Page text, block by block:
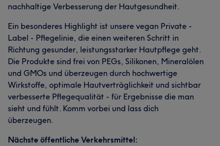
nachhaltige Verbesserung der Hautgesundheit.
Ein besonderes Highlight ist unsere vegan Private -
Label - Pflegelinie, die einen weiteren Schritt in
Richtung gesunder, leistungsstarker Hautpflege geht.
Die Produkte sind frei von PEGs, Silikonen, Mineralölen
und GMOs und überzeugen durch hochwertige
Wirkstoffe, optimale Hautverträglichkeit und sichtbar
verbesserte Pflegequalität - für Ergebnisse die man
sieht und fühlt. Komm vorbei und lass dich
überzeugen.
Nächste öffentliche Verkehrsmittel: